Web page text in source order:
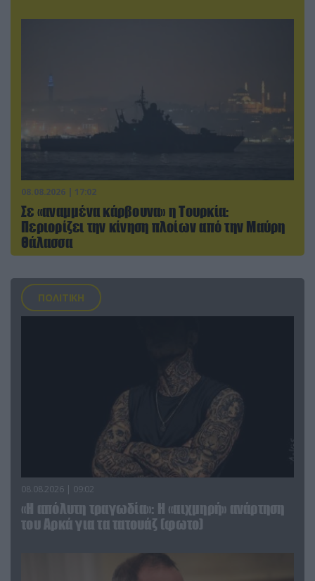
08.08.2026 | 17:02
Σε «αναμμένα κάρβουνα» η Τουρκία:
Περιορίζει την κίνηση πλοίων από την Μαύρη
Θάλασσα
ΠΟΛΙΤΙΚΗ
08.08.2026 | 09:02
«Η απόλυτη τραγωδία»: Η «αιχμηρή» ανάρτηση
του Αρκά για τα τατουάζ (φωτο)